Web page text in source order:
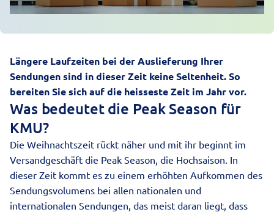
Längere Laufzeiten bei der Auslieferung Ihrer
Sendungen sind in dieser Zeit keine Seltenheit. So
bereiten Sie sich auf die heisseste Zeit im Jahr vor.
Was bedeutet die Peak Season für
KMU?
Die Weihnachtszeit rückt näher und mit ihr beginnt im
Versandgeschäft die Peak Season, die Hochsaison. In
dieser Zeit kommt es zu einem erhöhten Aufkommen des
Sendungsvolumens bei allen nationalen und
internationalen Sendungen, das meist daran liegt, dass